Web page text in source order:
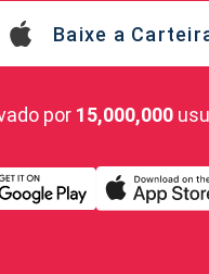
Baixe a
por 15,000,000